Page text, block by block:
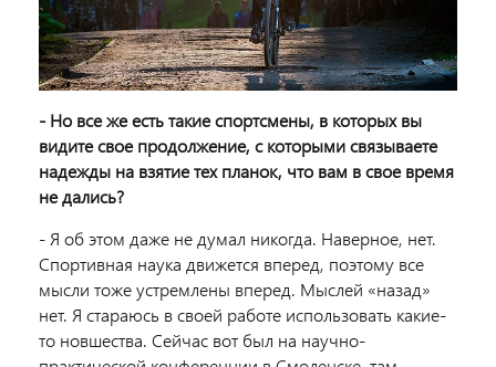
- Но все же есть такие спортсмены, в которых вы
видите свое продолжение, с которыми связываете
надежды на взятие тех планок, что вам в свое время
не дались?
- Я об этом даже не думал никогда. Наверное, нет.
Спортивная наука движется вперед, поэтому все
мысли тоже устремлены вперед. Мыслей «назад»
нет. Я стараюсь в своей работе использовать какие-
то новшества. Сейчас вот был на научно-